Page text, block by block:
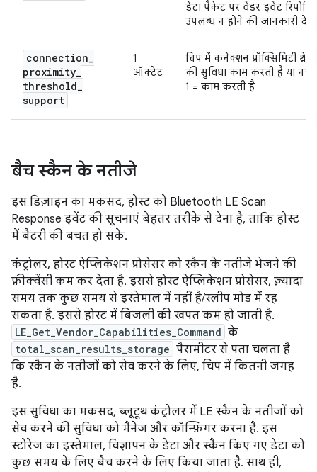
डेटा पैकेट पर वेंडर इवेंट
उपलब्ध न होने की जानकारी
connection_
proximity_
threshold_
support
1
ऑक्टेट
चिप में कनेक्शन प्रॉक्सिमिटी
की सुविधा काम करती है या
1 = काम करती है
बैच स्कैन के नतीजे
इस डिज़ाइन का मकसद, होस्ट को Bluetooth LE Scan
Response इवेंट की सूचनाएं बेहतर तरीके से देना है, ताकि होस्ट
में बैटरी की बचत हो सके.
कंट्रोलर, होस्ट ऐप्लिकेशन प्रोसेसर को स्कैन के नतीजे भेजने की
फ़्रीक्वेंसी कम कर देता है. इससे होस्ट ऐप्लिकेशन प्रोसेसर, ज़्यादा
समय तक कुछ समय से इस्तेमाल में नहीं है/स्लीप मोड में रह
सकता है. इससे होस्ट में बिजली की खपत कम हो जाती है.
LE_Get_Vendor_Capabilities_Command के
total_scan_results_storage पैरामीटर से पता चलता है
कि स्कैन के नतीजों को सेव करने के लिए, चिप में कितनी जगह
है.
इस सुविधा का मकसद, ब्लूटूथ कंट्रोलर में LE स्कैन के नतीजों को
सेव करने की सुविधा को मैनेज और कॉन्फ़िगर करना है. इस
स्टोरेज का इस्तेमाल, विज्ञापन के डेटा और स्कैन किए गए डेटा को
कुछ समय के लिए बैच करने के लिए किया जाता है. साथ ही,